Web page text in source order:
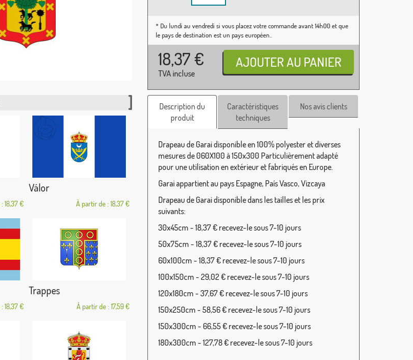
* Du lundi au vendredi si vous placez votre commande avant 14h00 et que
le pays de destination est un pays européen..
18,37 €
TVA incluse
18,37 €
Válor
À partir de : 18,37 €
18,37 €
Trappes
À partir de : 17,59 €
Description du
produit
Caractéristiques
techniques
Nos avis clients
Drapeau de Garai disponible en 100% polyester et diverses
mesures de 060X100 à 150x300 Particulièrement adapté
pour une utilisation en extérieur et fabriqués en Europe.
Garai appartient au pays Espagne, País Vasco, Vizcaya
Drapeau de Garai disponible dans les tailles et les prix
suivants:
30x45cm - 18,37 € recevez-le sous 7-10 jours
50x75cm - 18,37 € recevez-le sous 7-10 jours
60x100cm - 18,37 € recevez-le sous 7-10 jours
100x150cm - 29,02 € recevez-le sous 7-10 jours
120x180cm - 37,67 € recevez-le sous 7-10 jours
150x250cm - 58,56 € recevez-le sous 7-10 jours
150x300cm - 66,55 € recevez-le sous 7-10 jours
180x300cm - 127,78 € recevez-le sous 7-10 jours